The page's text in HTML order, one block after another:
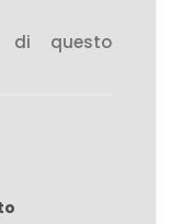
di questo